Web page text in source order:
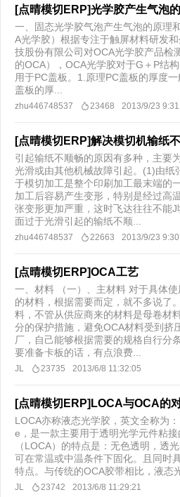
[点晴模切ERP]光学胶产生气泡
一、固态光学胶气泡产生气泡的原理
A光学胶）根据专注于触屏材料研发
技股份有限公司对OCA光学胶产品检
的OCA），OCA光学胶对于G＋P结
用于PC盖板。1.原理PC盖板的厚度
盖板的厚...
zhu446748537 23468 2013/9/23
[点晴模切ERP]解决模切机输纸
引起输纸不顺畅的原因有多种，主要
光滑或由其他机械故障引起。(1)由纸
于模切加工是整个印刷加工最末端的
加工后容易产生变形，特别是经过高
张变形更加严重，这时飞达往往不能
面过于光滑引起的输纸不顺...
zhu446748537 22663 2013/9/23
[点晴模切ERP]OCA工艺
一、材料 （一）、主材料 对于具体
的材料，根据需要而定，就不多说了
料，不管从供应商来的材料是母卷材
分的保护措施，避免OCA材料受到挤
厂，自己能够根据需要的规格自行分
要准备卡板的话，有点浪费...
JL 23735 2013/6/8 11:32:05
[点晴模切ERP]LOCA与OCA的
LOCA亦称液态光学胶，英文全称为
e，是一款主要用于透明光学元件粘
（LOCA）的特点是：无色透明，透
可在常温或中温条件下固化。且同时
特点。与传统的OCA胶带相比，液态
JL 23742 2013/6/8 11:29:21